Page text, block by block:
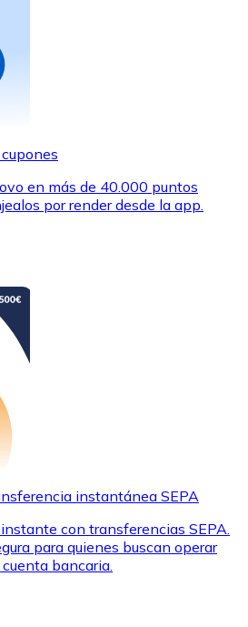
regalo
en más de 40.000 puntos
por render desde la app.
instantánea SEPA
con transferencias SEPA.
para quienes buscan operar
bancaria.